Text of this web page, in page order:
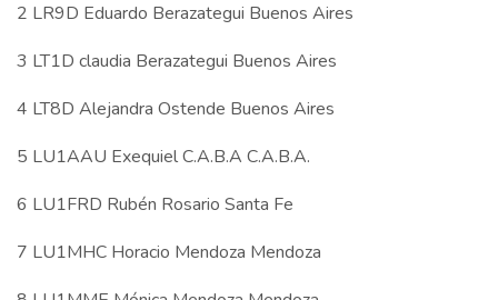
2 LR9D Eduardo Berazategui Buenos Aires
3 LT1D claudia Berazategui Buenos Aires
4 LT8D Alejandra Ostende Buenos Aires
5 LU1AAU Exequiel C.A.B.A C.A.B.A.
6 LU1FRD Rubén Rosario Santa Fe
7 LU1MHC Horacio Mendoza Mendoza